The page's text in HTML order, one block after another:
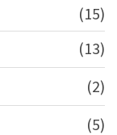
(15)
(13)
(2)
(5)